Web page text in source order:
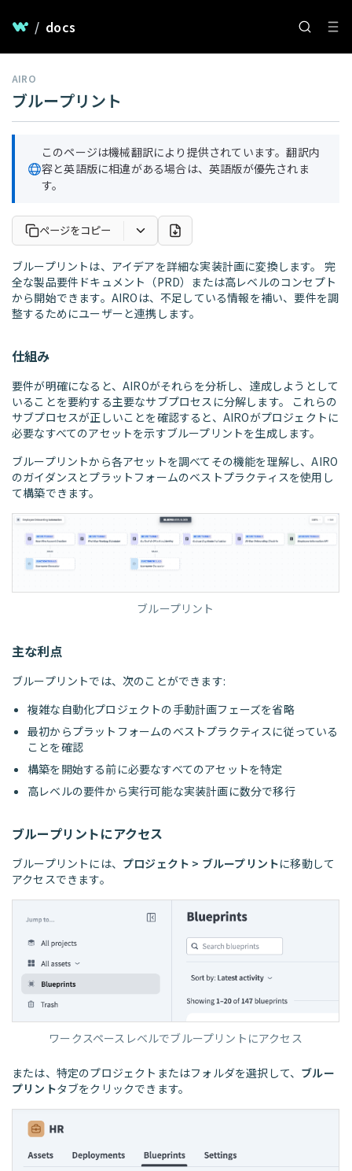
/ docs
AIRO
ブループリント
このページは機械翻訳により提供されています。翻訳内
容と英語版に相違がある場合は、英語版が優先されま
す。
ページをコピー
ブループリントは、アイデアを詳細な実装計画に変換します。 完
全な製品要件ドキュメント（PRD）または高レベルのコンセプト
から開始できます。AIROは、不足している情報を補い、要件を調
整するためにユーザーと連携します。
仕組み
要件が明確になると、AIROがそれらを分析し、達成しようとして
いることを要約する主要なサブプロセスに分解します。 これらの
サブプロセスが正しいことを確認すると、AIROがプロジェクトに
必要なすべてのアセットを示すブループリントを生成します。
ブループリントから各アセットを調べてその機能を理解し、AIRO
のガイダンスとプラットフォームのベストプラクティスを使用し
て構築できます。
ブループリント
主な利点
ブループリントでは、次のことができます:
複雑な自動化プロジェクトの手動計画フェーズを省略
最初からプラットフォームのベストプラクティスに従っている
ことを確認
構築を開始する前に必要なすべてのアセットを特定
高レベルの要件から実行可能な実装計画に数分で移行
ブループリントにアクセス
ブループリントには、 プロジェクト > ブループリントに移動して
アクセスできます。
ワークスペースレベルでブループリントにアクセス
または、特定のプロジェクトまたはフォルダを選択して、 ブルー
プリントタブをクリックできます。